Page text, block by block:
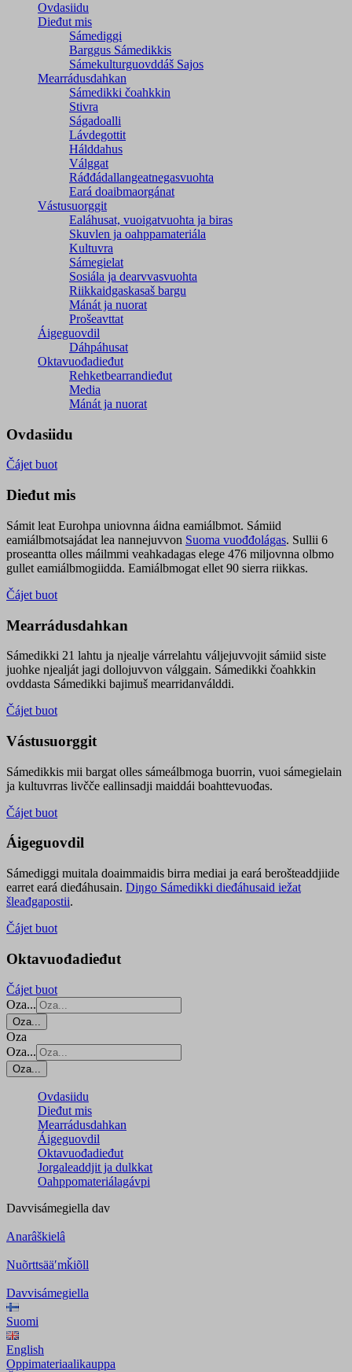
Ovdasiidu
Dieđut mis
Sámediggi
Barggus Sámedikkis
Sámekulturguovddáš Sajos
Mearrádusdahkan
Sámedikki čoahkkin
Stivra
Ságadoalli
Lávdegottit
Hálddahus
Válggat
Ráđđádallangeatnegas­vuohta
Eará doaibmaorgánat
Vástusuorggit
Ealáhusat, vuoigatvuohta ja biras
Skuvlen ja oahppamateriála
Kultuvra
Sámegielat
Sosiála ja dearvvasvuohta
Riikkaidgaskasaš bargu
Mánát ja nuorat
Prošeavttat
Áigeguovdil
Dáhpáhusat
Oktavuođadieđut
Rehketbearrandieđut
Media
Mánát ja nuorat
Ovdasiidu
Čájet buot
Dieđut mis
Sámit leat Eurohpa uniovnna áidna eamiálbmot. Sámiid
eamiálbmotsajádat lea nannejuvvon Suoma vuođđolágas. Sullii 6
proseantta olles máilmmi veahkadagas elege 476 miljovnna olbmo
gullet eamiálbmogiidda. Eamiálbmogat ellet 90 sierra riikkas.
Čájet buot
Mearrádusdahkan
Sámedikki 21 lahtu ja njealje várrelahtu váljejuvvojit sámiid siste
juohke njealját jagi dollojuvvon válggain. Sámedikki čoahkkin
ovddasta Sámedikki bajimuš mearridanválddi.
Čájet buot
Vástusuorggit
Sámedikkis mii bargat olles sámeálbmoga buorrin, vuoi sámegielain
ja kultuvrras livčče eallinsadji maiddái boahttevuođas.
Čájet buot
Áigeguovdil
Sámediggi muitala doaimmaidis birra mediai ja eará berošteaddjiide
earret eará dieđáhusain. Diŋgo Sámedikki dieđáhusaid iežat
šleađgapostii.
Čájet buot
Oktavuođadieđut
Čájet buot
Oza...
Oza...
Oza
Oza...
Oza...
Ovdasiidu
Dieđut mis
Mearrádusdahkan
Áigeguovdil
Oktavuođadieđut
Jorgaleaddjit ja dulkkat
Oahppomateriálagávpi
Davvisámegiella dav
Anarâškielâ
Nuõrttsääʹmǩiõll
Davvisámegiella
Suomi
English
Oppimateriaalikauppa